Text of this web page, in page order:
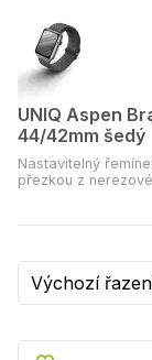
UNIQ Aspen
44/42mm šedý
Nastavitelný
přezkou z